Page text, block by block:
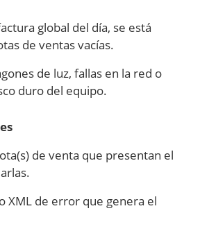
global del día, se está
de ventas vacías.
de luz, fallas en la red o
duro del equipo.
de venta que presentan el
XML de error que genera el